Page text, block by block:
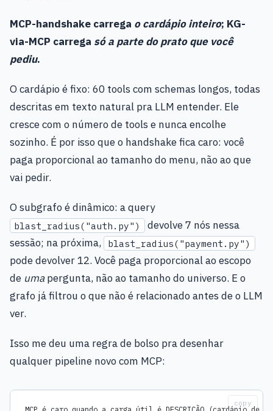
MCP-handshake carrega o cardápio inteiro; KG-
via-MCP carrega só a parte do prato que você
pediu.
O cardápio é fixo: 60 tools com schemas longos, todas
descritas em texto natural pra LLM entender. Ele
cresce com o número de tools e nunca encolhe
sozinho. É por isso que o handshake fica caro: você
paga proporcional ao tamanho do menu, não ao que
vai pedir.
O subgrafo é dinâmico: a query
blast_radius("auth.py")
devolve 7 nós nessa
sessão; na próxima,
blast_radius("payment.py")
pode devolver 12. Você paga proporcional ao escopo
de umapergunta, não ao tamanho do universo. E o
grafo já filtrou o que não é relacionado antes de o LLM
ver.
Isso me deu uma regra de bolso pra desenhar
qualquer pipeline novo com MCP:
copy